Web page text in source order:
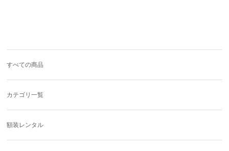
すべての商品
カテゴリ一覧
額装レンタル